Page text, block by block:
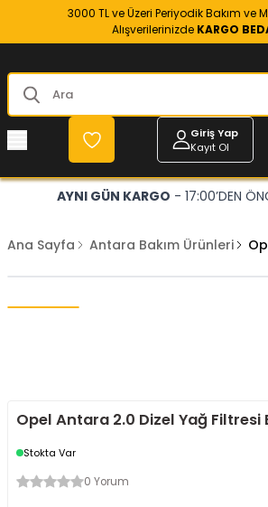
3000 TL ve Üzeri Periyodik Bakım ve
Alışverilerinizde KARGO
Giriş Yap
Kayıt Ol
AYNI GÜN KARGO - 17:00’DEN
Ana Sayfa Antara Bakım Ürünleri
Opel Antara 2.0 Dizel Yağ
Stokta Var
0 Yorum